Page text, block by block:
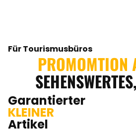
Für Tourismusbüros
PROMOMTION
Garantierter
KLEINER
Artikel